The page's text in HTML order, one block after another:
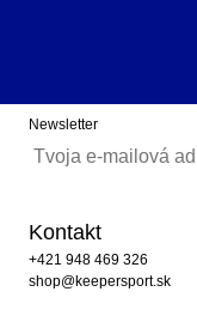
Newsletter
Kontakt
+421 948 469 326
shop@keepersport.sk